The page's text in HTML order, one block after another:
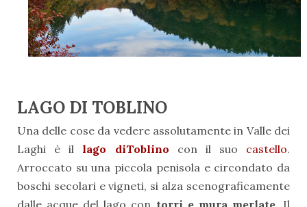
LAGO DI TOBLINO
Una delle cose da vedere assolutamente in Valle dei
Laghi è il
lago diToblino con il suo castello.
Arroccato su una piccola penisola e circondato da
boschi secolari e vigneti, si alza scenograficamente
dalle acque del lago con torri e mura merlate.Il